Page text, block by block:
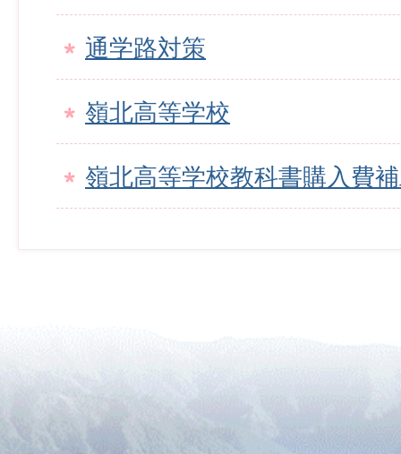
通学路対策
嶺北高等学校
嶺北高等学校教科書購入費